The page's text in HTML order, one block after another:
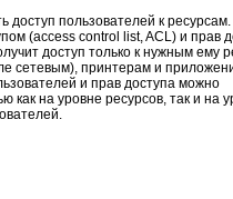
доступ пользователей к ресурсам.
(access control list, ACL) и прав
доступ только к нужным ему
сетевым), принтерам и
и прав доступа можно
как на уровне ресурсов, так и на